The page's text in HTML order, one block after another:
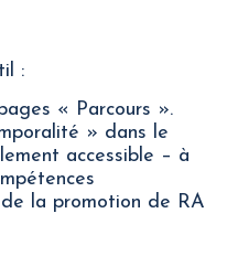
:
« Parcours ».
» dans le
accessible – à
la promotion de RA